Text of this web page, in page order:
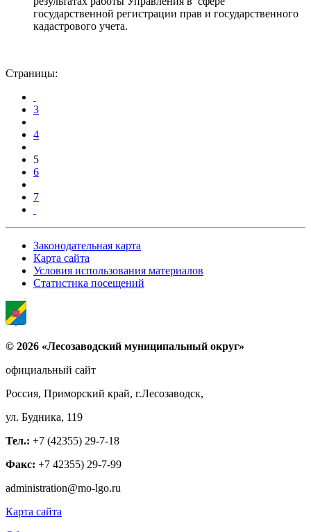
государственной регистрации прав и государственного
кадастрового учета.
Страницы:
3
4
5
6
7
Законодательная карта
Карта сайта
Условия использования материалов
Статистика посещений
© 2026 «Лесозаводский муниципальный округ»
официальный сайт
Россия, Приморский край, г.Лесозаводск,
ул. Будника, 119
Тел.: +7 (42355) 29-7-18
Факс: +7 42355) 29-7-99
administration@mo-lgo.ru
Карта сайта